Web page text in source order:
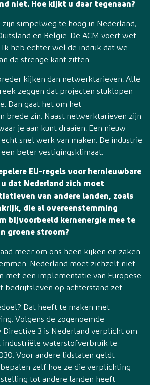
niet. Hoe kijkt u daar tegenaan?
simpelweg te hoog in Nederland,
en België. De ACM voert wet-
Ik heb echter wel de indruk dat we
de strenge kant zitten.
kijken dan netwerktarieven. Alle
zeggen dat projecten stuklopen
. Dan gaat het om het
brede zin. Naast netwerktarieven zijn
je aan kunt draaien. Een nieuw
snel werk van maken. De industrie
beter vestigingsklimaat.
EU-regels voor hernieuwbare
dat Nederland zich moet
van andere landen, zoals
die al overeenstemming
bijvoorbeeld kernenergie mee te
groene stroom?
meer om ons heen kijken en zaken
Nederland moet zichzelf niet
met een implementatie van Europese
bedrijfsleven op achterstand zet.
Dat heeft te maken met
Volgens de zogenoemde
Directive 3 is Nederland verplicht om
industriële waterstofverbruik te
Voor andere lidstaten geldt
zelf hoe ze die verplichting
tot andere landen heeft